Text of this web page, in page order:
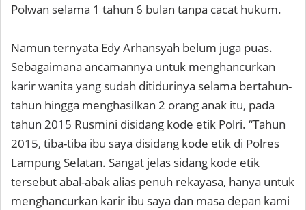
Polwan selama 1 tahun 6 bulan tanpa cacat hukum.
Namun ternyata Edy Arhansyah belum juga puas.
Sebagaimana ancamannya untuk menghancurkan
karir wanita yang sudah ditidurinya selama bertahun-
tahun hingga menghasilkan 2 orang anak itu, pada
tahun 2015 Rusmini disidang kode etik Polri. “Tahun
2015, tiba-tiba ibu saya disidang kode etik di Polres
Lampung Selatan. Sangat jelas sidang kode etik
tersebut abal-abak alias penuh rekayasa, hanya untuk
menghancurkan karir ibu saya dan masa depan kami